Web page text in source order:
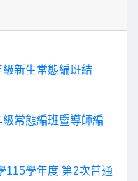
新生常態編班結
常態編班暨導師編
115學年度 第2次普通